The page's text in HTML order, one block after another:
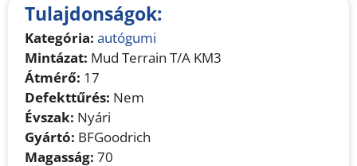
Tulajdonságok:
Kategória: autógumi
Mintázat: Mud Terrain T/A KM3
Átmérő: 17
Defekttűrés: Nem
Évszak: Nyári
Gyártó: BFGoodrich
Magasság: 70